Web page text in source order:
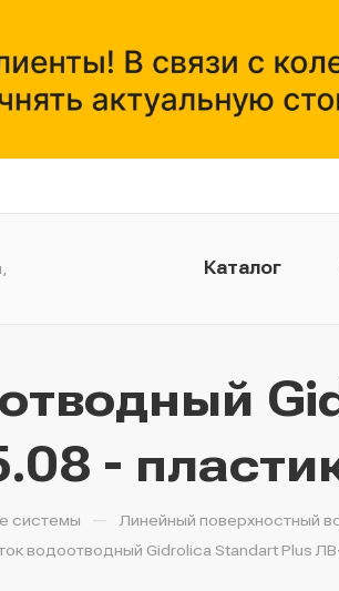
Каталог
-
системы — Линейный поверхностный
водоотводный Gidrolica Standart Plus